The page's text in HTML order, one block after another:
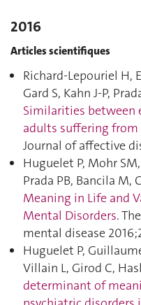
2016
Articles scientifiques
Richard-Lepouriel H,
Gard S, Kahn J-P,
Similarities between
adults suffering
Journal of affective
Huguelet P, Mohr
Prada PB, Bancila M,
Meaning in Life and
Mental Disorders.
mental disease
Huguelet P,
Villain L, Girod C,
determinant of